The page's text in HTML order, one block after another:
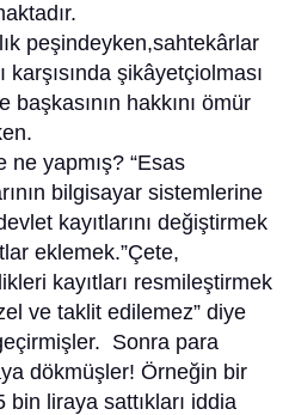
peşindeyken,sahtekârlar
karşısında şikâyetçiolması
hakkını ömür
yapmış? “Esas
bilgisayar sistemlerine
kayıtlarını değiştirmek
eklemek.”Çete,
kayıtları resmileştirmek
ve taklit edilemez” diye
Sonra para
dökmüşler! Örneğin bir
bin liraya sattıkları iddia